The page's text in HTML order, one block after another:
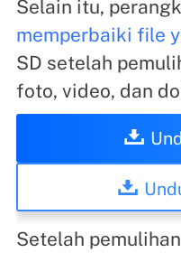
Selain itu,
memperbaiki file
SD setelah
foto, video, dan
Setelah